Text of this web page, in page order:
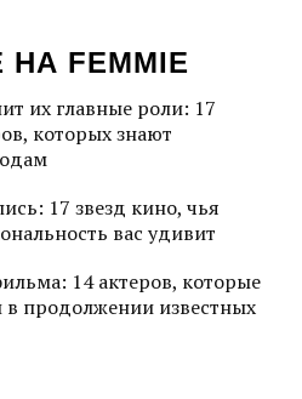
FEMMIE
их главные роли: 17
которых знают
17 звезд кино, чья
вас удивит
14 актеров, которые
продолжении известных